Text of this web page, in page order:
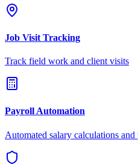
Job Visit Tracking
Track field work and client visits
Payroll Automation
Automated salary calculations and